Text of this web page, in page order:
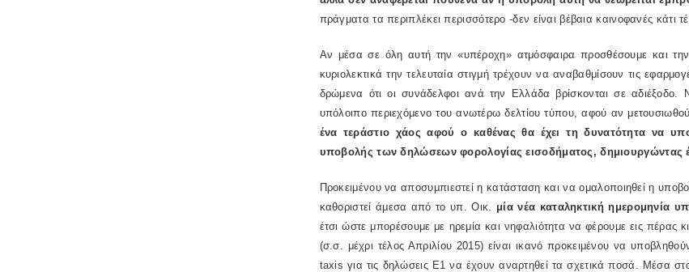
πράγματα τα περιπλέκει περισσότερο -δεν είναι βέβαια καινοφανές κάτι
Αν μέσα σε όλη αυτή την «υπέροχη» ατμόσφαιρα προσθέσουμε και την
κυριολεκτικά την τελευταία στιγμή τρέχουν να αναβαθμίσουν τις
δρώμενα ότι οι συνάδελφοι ανά την Ελλάδα βρίσκονται σε
υπόλοιπο περιεχόμενο του ανωτέρω δελτίου τύπου, αφού αν
ένα τεράστιο χάος αφού ο καθένας θα έχει τη δυνατότητα να
υποβολής των δηλώσεων φορολογίας εισοδήματος, δημιουργώντας
Προκειμένου να αποσυμπιεστεί η κατάσταση και να ομαλοποιηθεί η
καθοριστεί άμεσα από το υπ. Οικ. μία νέα καταληκτική ημερομηνία
έτσι ώστε μπορέσουμε με ηρεμία και νηφαλιότητα να φέρουμε εις
(σ.σ. μέχρι τέλος Απριλίου 2015) είναι ικανό προκειμένου να
taxis για τις δηλώσεις Ε1 να έχουν αναρτηθεί τα σχετικά ποσά. Μέσα